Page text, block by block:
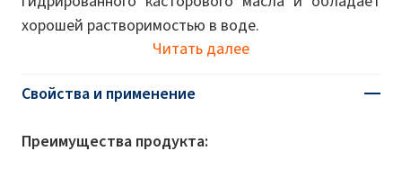
хорошей растворимостью в воде.
Читать далее
Свойства и применение
Преимущества продукта: